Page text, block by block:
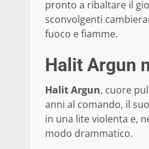
pronto a ribaltare il
sconvolgenti
fuoco e fiamme.
Halit Argun
Halit Argun, cuore
anni al comando, il
in una lite violenta e,
modo drammatico.